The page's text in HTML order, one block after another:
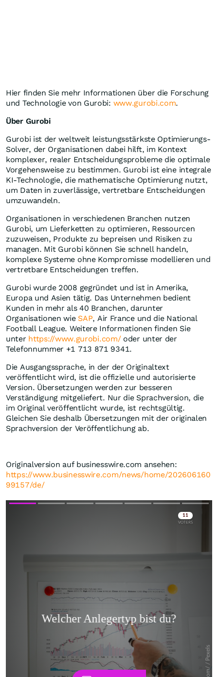
Hier finden Sie mehr Informationen über die Forschung
und Technologie von Gurobi: www.gurobi.com.
Über Gurobi
Gurobi ist der weltweit leistungsstärkste Optimierungs-
Solver, der Organisationen dabei hilft, im Kontext
komplexer, realer Entscheidungsprobleme die optimale
Vorgehensweise zu bestimmen. Gurobi ist eine integrale
KI-Technologie, die mathematische Optimierung nutzt,
um Daten in zuverlässige, vertretbare Entscheidungen
umzuwandeln.
Organisationen in verschiedenen Branchen nutzen
Gurobi, um Lieferketten zu optimieren, Ressourcen
zuzuweisen, Produkte zu bepreisen und Risiken zu
managen. Mit Gurobi können Sie schnell handeln,
komplexe Systeme ohne Kompromisse modellieren und
vertretbare Entscheidungen treffen.
Gurobi wurde 2008 gegründet und ist in Amerika,
Europa und Asien tätig. Das Unternehmen bedient
Kunden in mehr als 40 Branchen, darunter
Organisationen wie SAP, Air France und die National
Football League. Weitere Informationen finden Sie
unter https://www.gurobi.com/oder unter der
Telefonnummer +1 713 871 9341.
Die Ausgangssprache, in der der Originaltext
veröffentlicht wird, ist die offizielle und autorisierte
Version. Übersetzungen werden zur besseren
Verständigung mitgeliefert. Nur die Sprachversion, die
im Original veröffentlicht wurde, ist rechtsgültig.
Gleichen Sie deshalb Übersetzungen mit der originalen
Sprachversion der Veröffentlichung ab.
Originalversion auf businesswire.com ansehen:
https://www.businesswire.com/news/home/202606160
99157/de/